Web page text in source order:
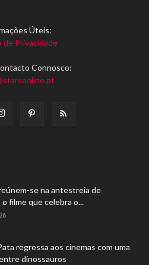
Úteis:
de Privacidade
Connosco:
se na antestreia de
o filme que celebra o...
regressa aos cinemas com uma
dinossauros